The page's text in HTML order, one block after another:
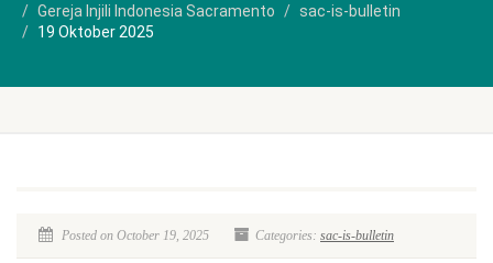
Gereja Injili Indonesia Sacramento
sac-is-bulletin
19 Oktober 2025
Posted on October 19, 2025 Categories: sac-is-bulletin